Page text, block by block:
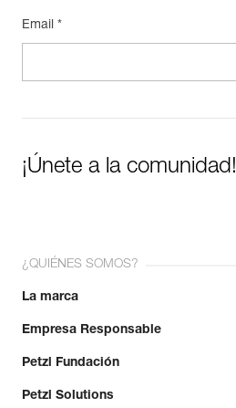
Email *
¡Únete a la comunidad!
¿QUIÉNES SOMOS?
La marca
Empresa Responsable
Petzl Fundación
Petzl Solutions